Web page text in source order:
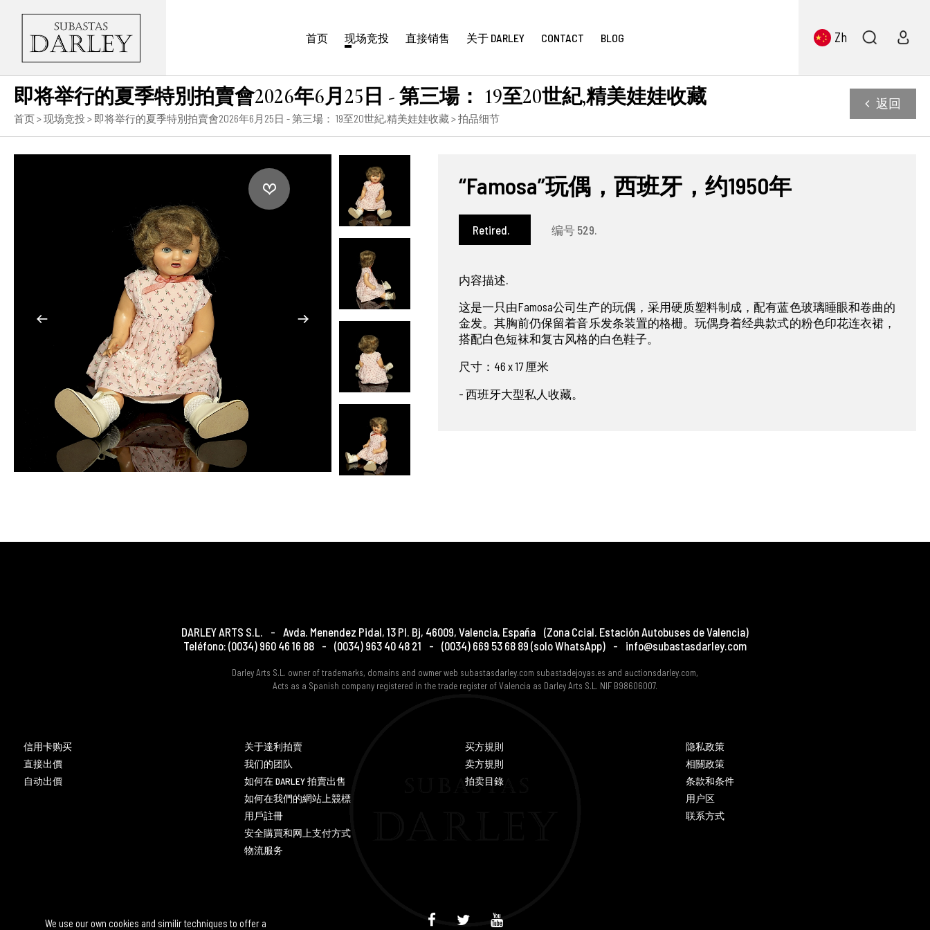
We use our own cookies and similir techniques to offer a
首页 现场竞投 直接销售 关于 DARLEY CONTACT BLOG Zh
即将举行的夏季特別拍賣會2026年6月25日 - 第三場： 19至20世紀,精美娃娃收藏
首页>现场竞投> 即将举行的夏季特別拍賣會2026年6月25日 - 第三場： 19至20世紀,精美娃娃收藏> 拍品细节
返回
“Famosa”玩偶，西班牙，约1950年
Retired. 编号 529.
内容描述.
这是一只由Famosa公司生产的玩偶，采用硬质塑料制成，配有蓝色玻璃睡眼和卷曲的
金发。其胸前仍保留着音乐发条装置的格栅。玩偶身着经典款式的粉色印花连衣裙，
搭配白色短袜和复古风格的白色鞋子。
尺寸：46 x 17 厘米
- 西班牙大型私人收藏。
DARLEY ARTS S.L. - Avda. Menendez Pidal, 13 Pl. Bj, 46009, Valencia, España (Zona Ccial. Estación Autobuses de Valencia)
Teléfono: (0034) 960 46 16 88 - (0034) 963 40 48 21 - (0034) 669 53 68 89 (solo WhatsApp) - info@subastasdarley.com
Darley Arts S.L. owner of trademarks, domains and owmer web subastasdarley.com subastadejoyas.es and auctionsdarley.com,
Acts as a Spanish company registered in the trade register of Valencia as Darley Arts S.L. NIF B98606007.
信用卡购买
直接出價
自动出價
关于達利拍賣
我们的团队
如何在 DARLEY 拍賣出售
如何在我們的網站上競標
用戶註冊
安全購買和网上支付方式
物流服务
买方規則
卖方規則
拍卖目錄
隐私政策
相關政策
条款和条件
用户区
联系方式